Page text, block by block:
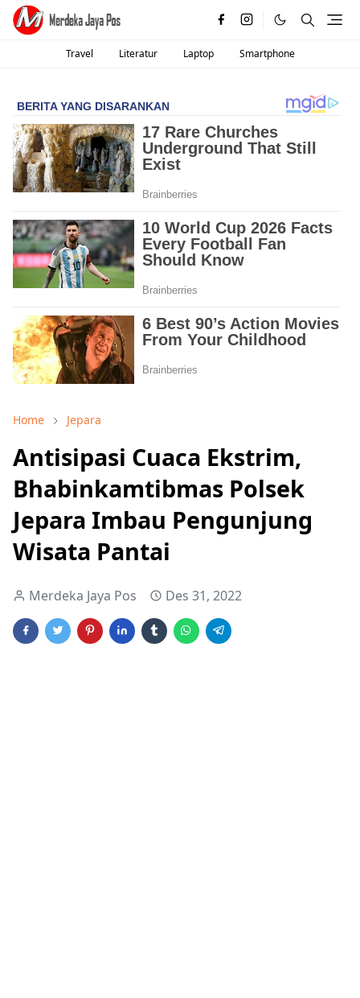
Travel Literatur Laptop Smartphone
Home Jepara
Antisipasi Cuaca Ekstrim,
Bhabinkamtibmas Polsek
Jepara Imbau Pengunjung
Wisata Pantai
Merdeka Jaya Pos Des 31, 2022